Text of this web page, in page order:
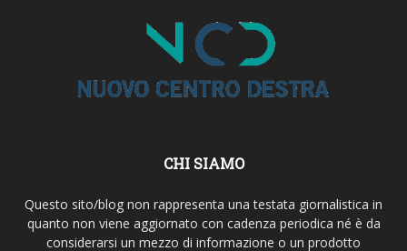
CHI SIAMO
Questo sito/blog non rappresenta una testata giornalistica in
quanto non viene aggiornato con cadenza periodica né è da
considerarsi un mezzo di informazione o un prodotto